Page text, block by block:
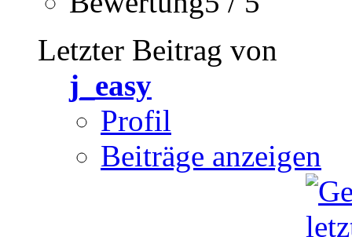
Letzter Beitrag von
j_easy
Profil
Beiträge anzeigen